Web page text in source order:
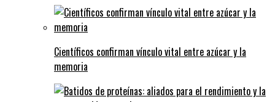
Científicos confirman vínculo vital entre azúcar y la
memoria